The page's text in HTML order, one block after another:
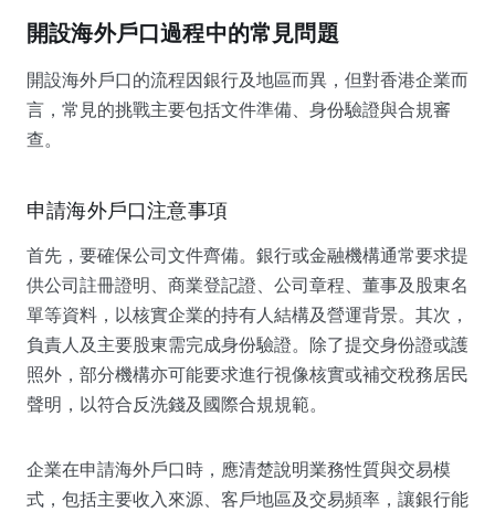
開設海外戶口過程中的常見問題
開設海外戶口的流程因銀行及地區而異，但對香港企業而
言，常見的挑戰主要包括文件準備、身份驗證與合規審
查。
申請海外戶口注意事項
首先，要確保公司文件齊備。銀行或金融機構通常要求提
供公司註冊證明、商業登記證、公司章程、董事及股東名
單等資料，以核實企業的持有人結構及營運背景。其次，
負責人及主要股東需完成身份驗證。除了提交身份證或護
照外，部分機構亦可能要求進行視像核實或補交稅務居民
聲明，以符合反洗錢及國際合規規範。
企業在申請海外戶口時，應清楚說明業務性質與交易模
式，包括主要收入來源、客戶地區及交易頻率，讓銀行能